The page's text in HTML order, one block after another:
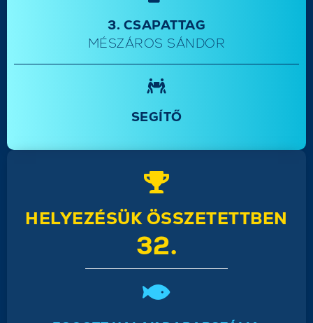
3. CSAPATTAG
MÉSZÁROS SÁNDOR
SEGÍTŐ
HELYEZÉSÜK ÖSSZETETTBEN
32.